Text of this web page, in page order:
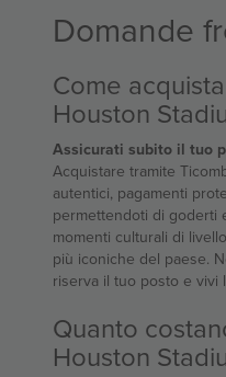
Domande
Come
Houston
Assicurati subito il tuo
Acquistare tramite
autentici, pagamenti
permettendoti di goderti
momenti culturali di
più iconiche del paese.
riserva il tuo posto e vivi
Quanto
Houston